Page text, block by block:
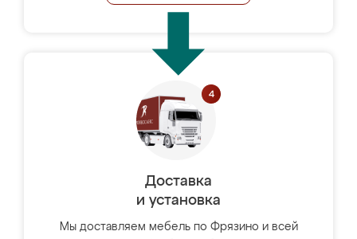
Доставка
и установка
Мы доставляем мебель по Фрязино и всей